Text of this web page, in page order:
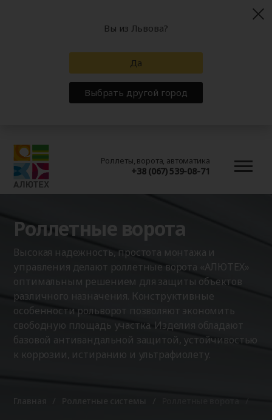
Роллеты, ворота, автоматика
+38 (067) 539-08-71
Роллетные ворота
Высокая надежность, простота монтажа и
управления делают роллетные ворота «АЛЮТЕХ»
оптимальным решением для защиты объектов
различного назначения. Конструктивные
особенности рольворот позволяют экономить
свободную площадь участка. Изделия обладают
базовой антивандальной защитой, устойчивостью
к коррозии, истиранию и ультрафиолету.
Вы из Львова?
Да
Выбрать другой город